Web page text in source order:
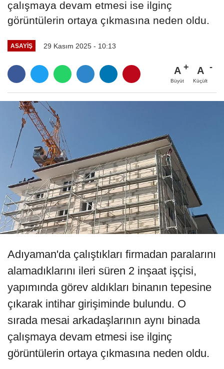
çalışmaya devam etmesi ise ilginç
görüntülerin ortaya çıkmasına neden oldu.
ASAYIŞ 29 Kasım 2025 - 10:13
A
Büyüt
A
Küçült
Adıyaman'da çalıştıkları firmadan paralarını
alamadıklarını ileri süren 2 inşaat işçisi,
yapımında görev aldıkları binanın tepesine
çıkarak intihar girişiminde bulundu. O
sırada mesai arkadaşlarının aynı binada
çalışmaya devam etmesi ise ilginç
görüntülerin ortaya çıkmasına neden oldu.